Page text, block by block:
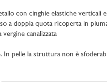
con cinghie elastiche
a doppia quota ricoperta in
canalizzata
In pelle la struttura non è